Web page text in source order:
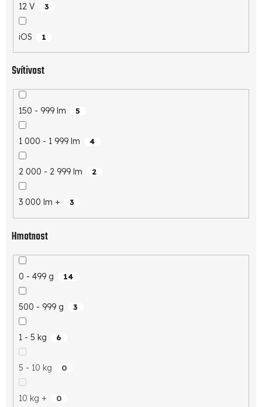
12 V 3
iOS 1
Svítivost
150 - 999 lm 5
1 000 - 1 999 lm 4
2 000 - 2 999 lm 2
3 000 lm + 3
Hmotnost
0 - 499 g 14
500 - 999 g 3
1 - 5 kg 6
5 - 10 kg 0
10 kg + 0